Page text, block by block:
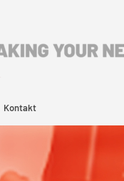
Kontakt